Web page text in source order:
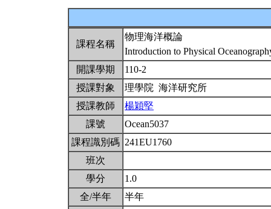
課程名稱
物理海洋概論
Introduction to Physical
開課學期
110-2
授課對象
理學院 海洋研究所
授課教師
楊穎堅
課號
Ocean5037
課程識別碼 241EU1760
班次
學分
1.0
全/半年
半年